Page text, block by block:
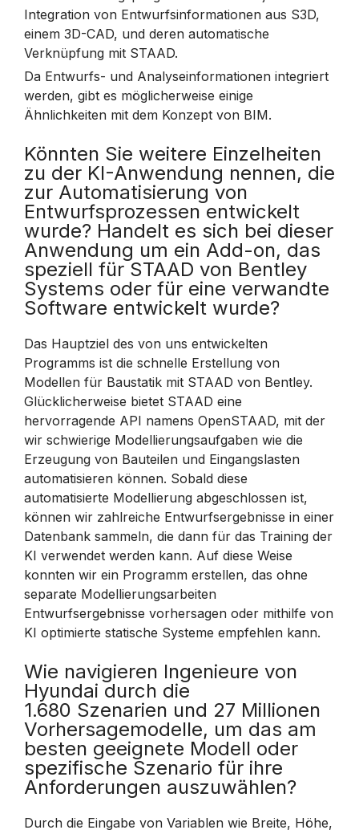
Integration von Entwurfsinformationen aus S3D,
einem 3D-CAD, und deren automatische
Verknüpfung mit STAAD.
Da Entwurfs- und Analyseinformationen integriert
werden, gibt es möglicherweise einige
Ähnlichkeiten mit dem Konzept von BIM.
Könnten Sie weitere Einzelheiten
zu der KI-Anwendung nennen, die
zur Automatisierung von
Entwurfsprozessen entwickelt
wurde? Handelt es sich bei dieser
Anwendung um ein Add-on, das
speziell für STAAD von Bentley
Systems oder für eine verwandte
Software entwickelt wurde?
Das Hauptziel des von uns entwickelten
Programms ist die schnelle Erstellung von
Modellen für Baustatik mit STAAD von Bentley.
Glücklicherweise bietet STAAD eine
hervorragende API namens OpenSTAAD, mit der
wir schwierige Modellierungsaufgaben wie die
Erzeugung von Bauteilen und Eingangslasten
automatisieren können. Sobald diese
automatisierte Modellierung abgeschlossen ist,
können wir zahlreiche Entwurfsergebnisse in einer
Datenbank sammeln, die dann für das Training der
KI verwendet werden kann. Auf diese Weise
konnten wir ein Programm erstellen, das ohne
separate Modellierungsarbeiten
Entwurfsergebnisse vorhersagen oder mithilfe von
KI optimierte statische Systeme empfehlen kann.
Wie navigieren Ingenieure von
Hyundai durch die
1.680 Szenarien und 27 Millionen
Vorhersagemodelle, um das am
besten geeignete Modell oder
spezifische Szenario für ihre
Anforderungen auszuwählen?
Durch die Eingabe von Variablen wie Breite, Höhe,